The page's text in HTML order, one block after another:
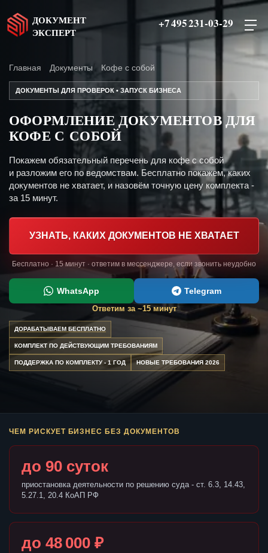
ДОКУМЕНТ
ЭКСПЕРТ
+7 495 231-03-29
Главная Документы Кофе с собой
ДОКУМЕНТЫ ДЛЯ ПРОВЕРОК • ЗАПУСК БИЗНЕСА
ОФОРМЛЕНИЕ ДОКУМЕНТОВ ДЛЯ
КОФЕ С СОБОЙ
Покажем обязательный перечень для кофе с собой
и разложим его по ведомствам. Бесплатно покажем, каких
документов не хватает, и назовём точную цену комплекта -
за 15 минут.
УЗНАТЬ, КАКИХ ДОКУМЕНТОВ НЕ ХВАТАЕТ
Бесплатно · 15 минут · ответим в мессенджере, если звонить неудобно
WhatsApp Telegram
Ответим за ~15 минут
ДОРАБАТЫВАЕМ БЕСПЛАТНО
КОМПЛЕКТ ПО ДЕЙСТВУЮЩИМ ТРЕБОВАНИЯМ
ПОДДЕРЖКА ПО КОМПЛЕКТУ - 1 ГОД НОВЫЕ ТРЕБОВАНИЯ 2026
ЧЕМ РИСКУЕТ БИЗНЕС БЕЗ ДОКУМЕНТОВ
до 90 суток
приостановка деятельности по решению суда - ст. 6.3, 14.43,
5.27.1, 20.4 КоАП РФ
до 48 000 ₽